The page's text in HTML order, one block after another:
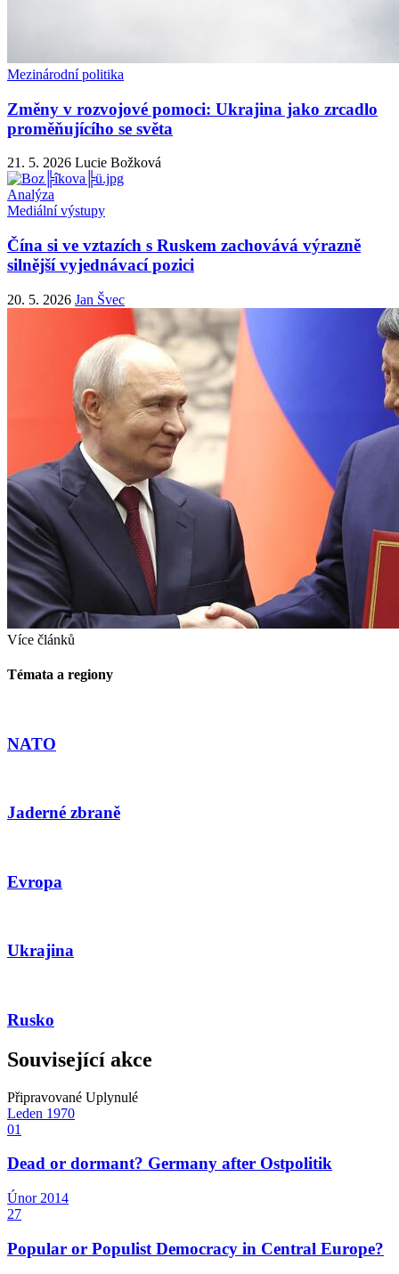
Mezinárodní politika
Změny v rozvojové pomoci: Ukrajina jako zrcadlo
proměňujícího se světa
21. 5. 2026 Lucie Božková
Analýza
Mediální výstupy
Čína si ve vztazích s Ruskem zachovává výrazně
silnější vyjednávací pozici
20. 5. 2026 Jan Švec
Více článků
Témata a regiony
NATO
Jaderné zbraně
Evropa
Ukrajina
Rusko
Související akce
Připravované Uplynulé
Leden 1970
01
Dead or dormant? Germany after Ostpolitik
Únor 2014
27
Popular or Populist Democracy in Central Europe?